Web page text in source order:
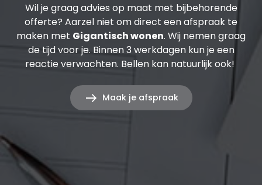
Wil je graag advies op maat met bijbehorende
offerte? Aarzel niet om direct een afspraak te
maken met Gigantisch wonen. Wij nemen graag
de tijd voor je. Binnen 3 werkdagen kun je een
reactie verwachten. Bellen kan natuurlijk ook!
Maak je afspraak